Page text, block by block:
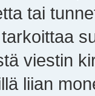
tai
viestin
liian